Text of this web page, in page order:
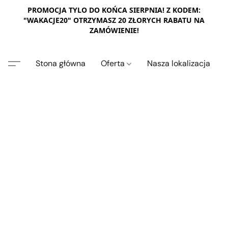
PROMOCJA TYLO DO KOŃCA SIERPNIA! Z KODEM:
"WAKACJE20" OTRZYMASZ 20 ZŁORYCH RABATU NA
ZAMÓWIENIE!
Stona główna Oferta Nasza lokalizacja